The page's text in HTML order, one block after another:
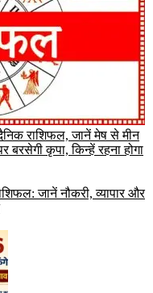
राशिफल, जानें मेष से मीन
बरसेगी कृपा, किन्हें रहना होगा
जानें नौकरी, व्यापार और